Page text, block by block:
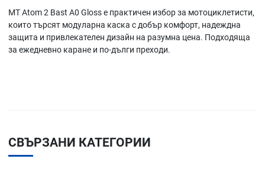
MT Atom 2 Bast A0 Gloss е практичен избор за мотоциклетисти,
които търсят модуларна каска с добър комфорт, надеждна
защита и привлекателен дизайн на разумна цена. Подходяща
за ежедневно каране и по-дълги преходи.
СВЪРЗАНИ КАТЕГОРИИ